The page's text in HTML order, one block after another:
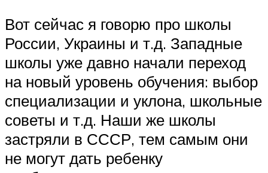
Вот сейчас я говорю про школы
России, Украины и т.д. Западные
школы уже давно начали переход
на новый уровень обучения: выбор
специализации и уклона, школьные
советы и т.д. Наши же школы
застряли в СССР, тем самым они
не могут дать ребенку